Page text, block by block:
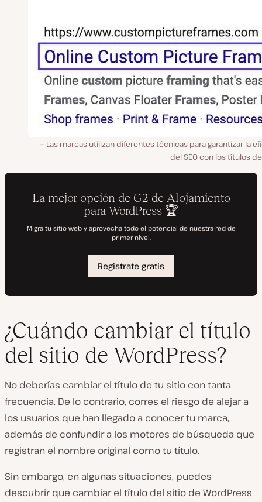
Las marcas utilizan diferentes técnicas para garantizar la
del SEO con los títulos
¿Cuándo cambiar el título
del sitio de WordPress?
No deberías cambiar el título de tu sitio con tanta
frecuencia. De lo contrario, corres el riesgo de alejar a
los usuarios que han llegado a conocer tu marca,
además de confundir a los motores de búsqueda que
registran el nombre original como tu título.
Sin embargo, en algunas situaciones, puedes
descubrir que cambiar el título del sitio de WordPress